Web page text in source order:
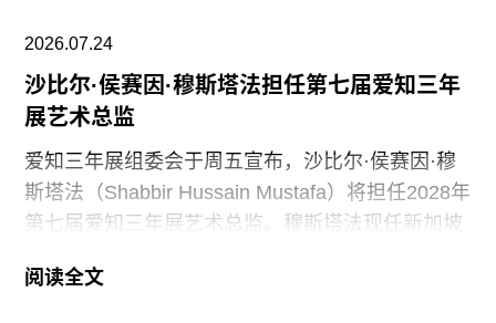
2026.07.24
沙比尔·侯赛因·穆斯塔法担任第七届爱知三年
展艺术总监
爱知三年展组委会于周五宣布，沙比尔·侯赛因·穆
斯塔法（Shabbir Hussain Mustafa）将担任2028年
第七届爱知三年展艺术总监。穆斯塔法现任新加坡
是其卓越的策展履历，以及能够为三年展带来崭新
阅读全文